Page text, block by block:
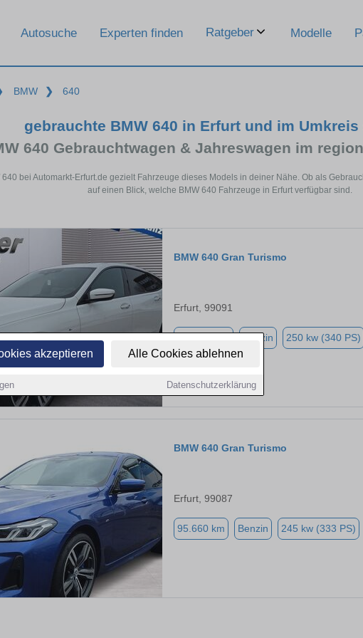
akzeptieren Alle Cookies ablehnen
Datenschutzerklärung
Autosuche Experten finden Ratgeber Modelle
BMW ❯ 640
gebrauchte BMW 640 in Erfurt und im
640 Gebrauchtwagen & Jahreswagen im
640 bei Automarkt-Erfurt.de gezielt Fahrzeuge dieses Models in deiner Nähe. Ob als
auf einen Blick, welche BMW 640 Fahrzeuge in Erfurt verfügbar sind.
BMW 640 Gran Turismo
Erfurt, 99091
Benzin 250 kw (340 PS)
BMW 640 Gran Turismo
Erfurt, 99087
95.660 km Benzin 245 kw (333 PS)